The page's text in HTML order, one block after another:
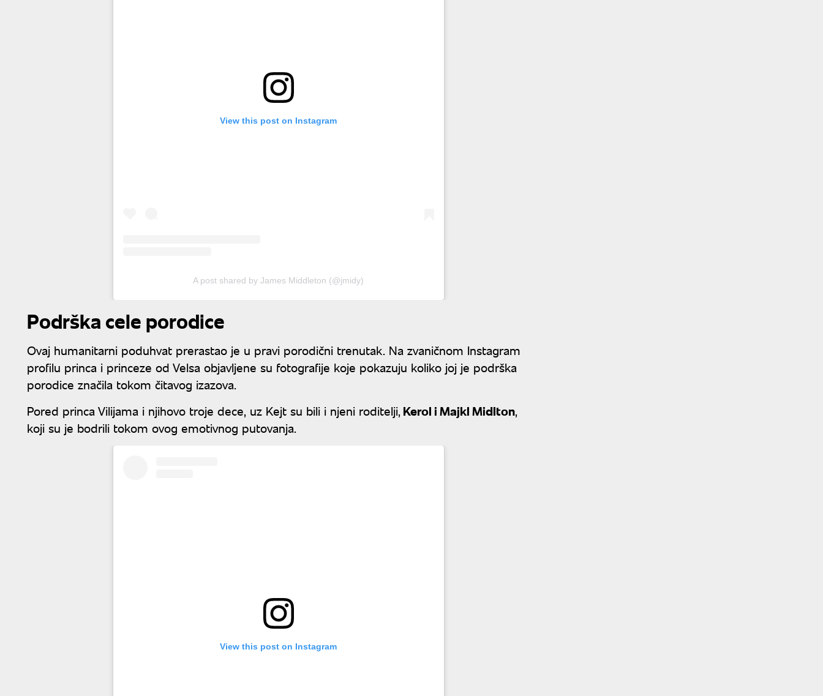
View this post on Instagram
A post shared by James Middleton (@jmidy)
Podrška cele porodice
Ovaj humanitarni poduhvat prerastao je u pravi porodični trenutak. Na zvaničnom Instagram
profilu princa i princeze od Velsa objavljene su fotografije koje pokazuju koliko joj je podrška
porodice značila tokom čitavog izazova.
Pored princa Vilijama i njihovo troje dece, uz Kejt su bili i njeni roditelji, Kerol i Majkl Midlton,
koji su je bodrili tokom ovog emotivnog putovanja.
View this post on Instagram